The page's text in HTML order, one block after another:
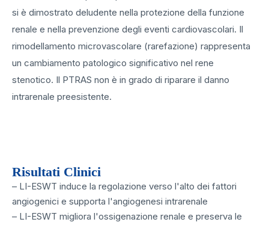
si è dimostrato deludente nella protezione della funzione
renale e nella prevenzione degli eventi cardiovascolari. Il
rimodellamento microvascolare (rarefazione) rappresenta
un cambiamento patologico significativo nel rene
stenotico. Il PTRAS non è in grado di riparare il danno
intrarenale preesistente.
Risultati Clinici
– LI-ESWT induce la regolazione verso l'alto dei fattori
angiogenici e supporta l'angiogenesi intrarenale
– LI-ESWT migliora l'ossigenazione renale e preserva le